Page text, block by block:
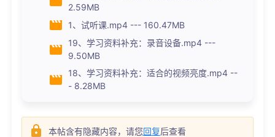
2.59MB
1、试听课.mp4 --- 160.47MB
19、学习资料补充：录音设备.mp4 ---
9.50MB
18、学习资料补充：适合的视频亮度.mp4 --
- 8.28MB
本帖含有隐藏内容，请您回复后查看